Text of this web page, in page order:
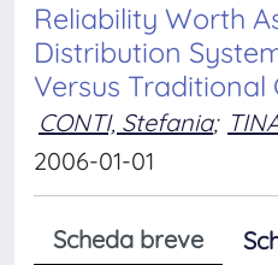
Reliability Worth
Distribution
Versus
CONTI, Stefania;
2006-01-01
Scheda breve